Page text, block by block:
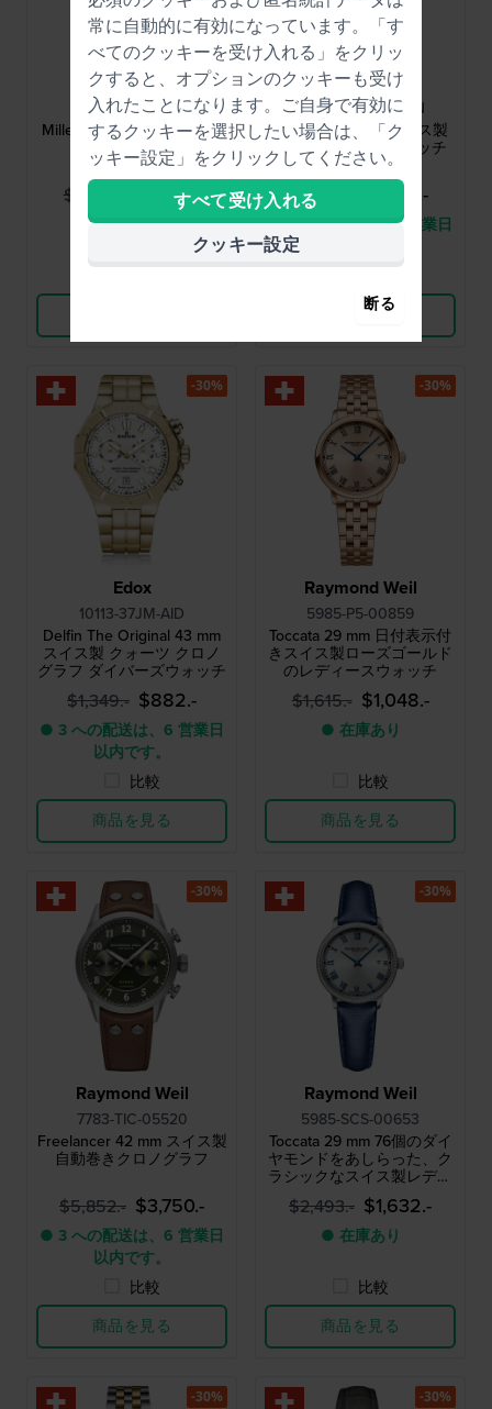
Raymond Weil
2925-STC-80001
Millesime 39 mm スイス製
自動巻き腕時計
$2,201.- $1,434.-
● 在庫あり
Edox
80126-3BUM-BUIN
Skydiver 42 mm スイス製
自動巻き メンズウォッチ
$2,221.- $1,434.-
● 3 への配送は、6 営業日
商品を見る
Edox
10113-37JM-AID
Delfin The Original 43 mm
スイス製 クォーツ クロノ
グラフ ダイバーズウォッチ
$1,349.- $882.-
● 3 への配送は、6 営業日
以内です。
比較
商品を見る
-30%
Raymond Weil
5985-P5-00859
Toccata 29 mm 日付表示付
きスイス製ローズゴールド
のレディースウォッチ
$1,615.- $1,048.-
● 在庫あり
比較
商品を見る
-30%
Raymond Weil
7783-TIC-05520
Freelancer 42 mm スイス製
自動巻きクロノグラフ
$5,852.- $3,750.-
● 3 への配送は、6 営業日
以内です。
比較
商品を見る
-30%
Raymond Weil
5985-SCS-00653
Toccata 29 mm 76個のダイ
ヤモンドをあしらった、ク
ラシックなスイス製レディ
ースウォッチ
$2,493.- $1,632.-
● 在庫あり
比較
商品を見る
-30%
-30% -30%
常に自動的に有効になっています。「す
べてのクッキーを受け入れる」をクリッ
クすると、オプションのクッキーも受け
入れたことになります。ご自身で有効に
するクッキーを選択したい場合は、「ク
ッキー設定」をクリックしてください。
すべて受け入れる
クッキー設定
断る